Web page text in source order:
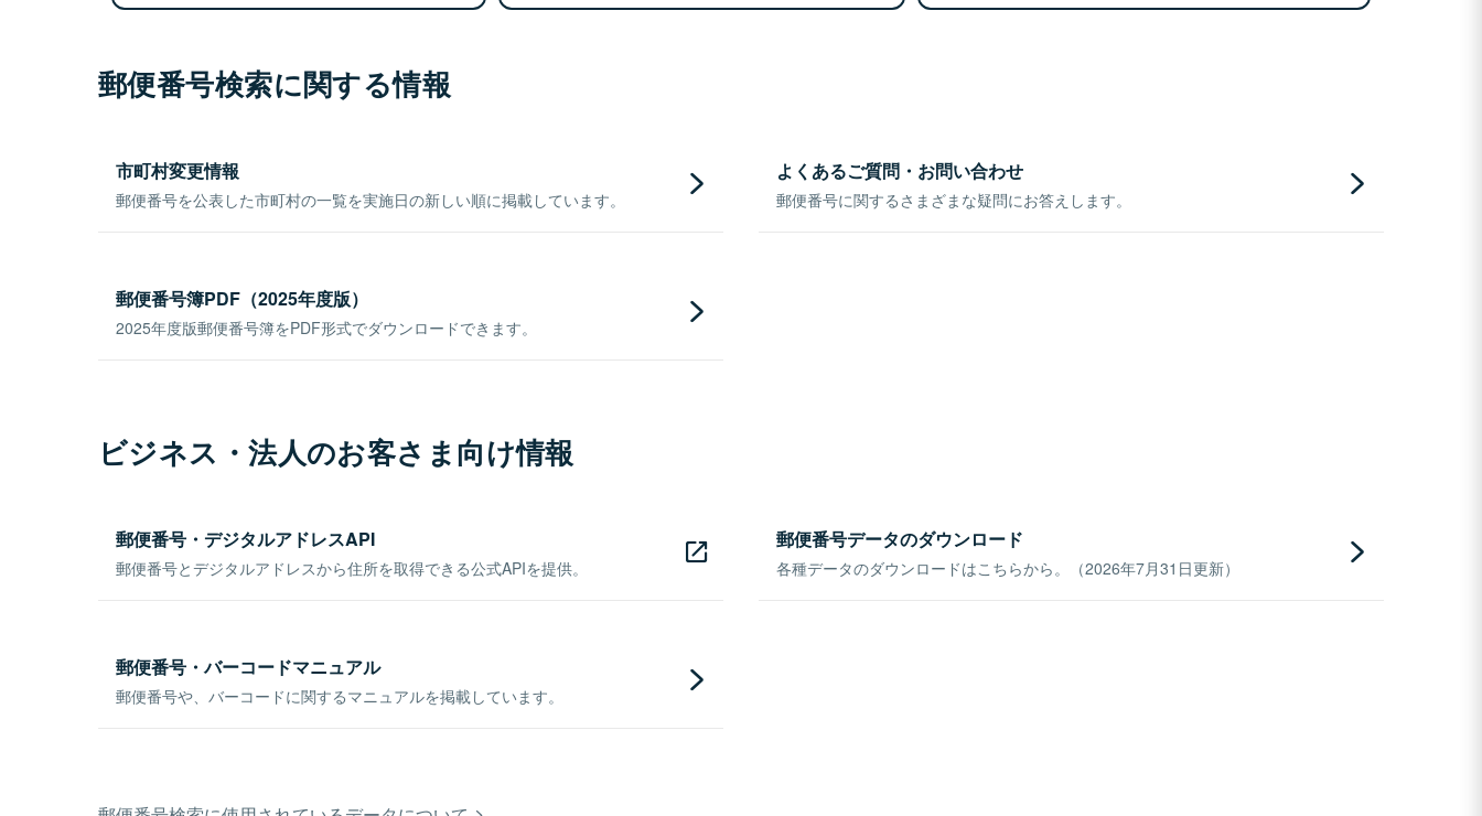
郵便番号検索に関する情報
市町村変更情報
郵便番号を公表した市町村の一覧を実施日の新しい順に掲載しています。
よくあるご質問・お問い合わせ
郵便番号に関するさまざまな疑問にお答えします。
郵便番号簿PDF（2025年度版）
2025年度版郵便番号簿をPDF形式でダウンロードできます。
ビジネス・法人のお客さま向け情報
郵便番号・デジタルアドレスAPI
郵便番号とデジタルアドレスから住所を取得できる公式APIを提供。
郵便番号データのダウンロード
各種データのダウンロードはこちらから。（2026年7月31日更新）
郵便番号・バーコードマニュアル
郵便番号や、バーコードに関するマニュアルを掲載しています。